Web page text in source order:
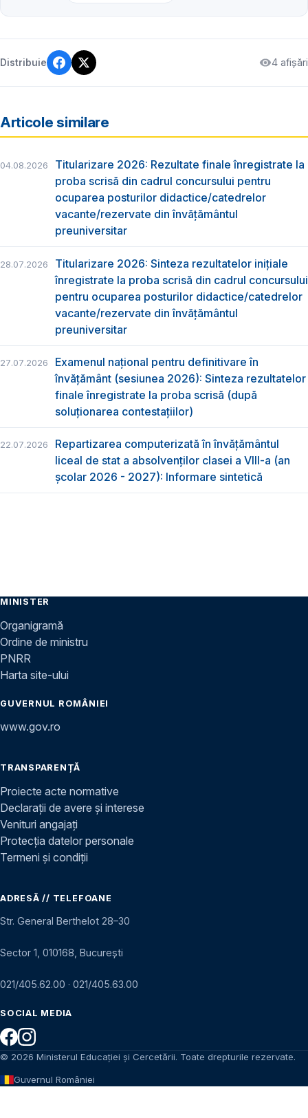
Distribuie 4 afișări
Articole similare
04.08.2026
Titularizare 2026: Rezultate finale înregistrate la
proba scrisă din cadrul concursului pentru
ocuparea posturilor didactice/catedrelor
vacante/rezervate din învăţământul
preuniversitar
28.07.2026
Titularizare 2026: Sinteza rezultatelor inițiale
înregistrate la proba scrisă din cadrul concursului
pentru ocuparea posturilor didactice/catedrelor
vacante/rezervate din învăţământul
preuniversitar
27.07.2026
Examenul național pentru definitivare în
învățământ (sesiunea 2026): Sinteza rezultatelor
finale înregistrate la proba scrisă (după
soluționarea contestațiilor)
22.07.2026
Repartizarea computerizată în învăţământul
liceal de stat a absolvenţilor clasei a VIII-a (an
școlar 2026 - 2027): Informare sintetică
MINISTER
Organigramă
Ordine de ministru
PNRR
Harta site-ului
GUVERNUL ROMÂNIEI
www.gov.ro
TRANSPARENȚĂ
Proiecte acte normative
Declarații de avere și interese
Venituri angajați
Protecția datelor personale
Termeni și condiții
ADRESĂ // TELEFOANE
Str. General Berthelot 28–30
Sector 1, 010168, București
021/405.62.00 · 021/405.63.00
SOCIAL MEDIA
© 2026 Ministerul Educației și Cercetării. Toate drepturile rezervate.
Guvernul României